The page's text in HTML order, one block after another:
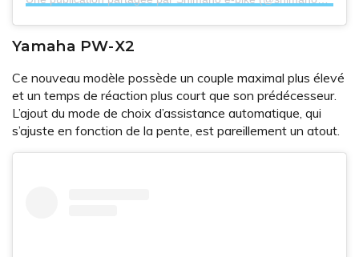
Yamaha PW-X2
Ce nouveau modèle possède un couple maximal plus élevé
et un temps de réaction plus court que son prédécesseur.
L’ajout du mode de choix d’assistance automatique, qui
s’ajuste en fonction de la pente, est pareillement un atout.